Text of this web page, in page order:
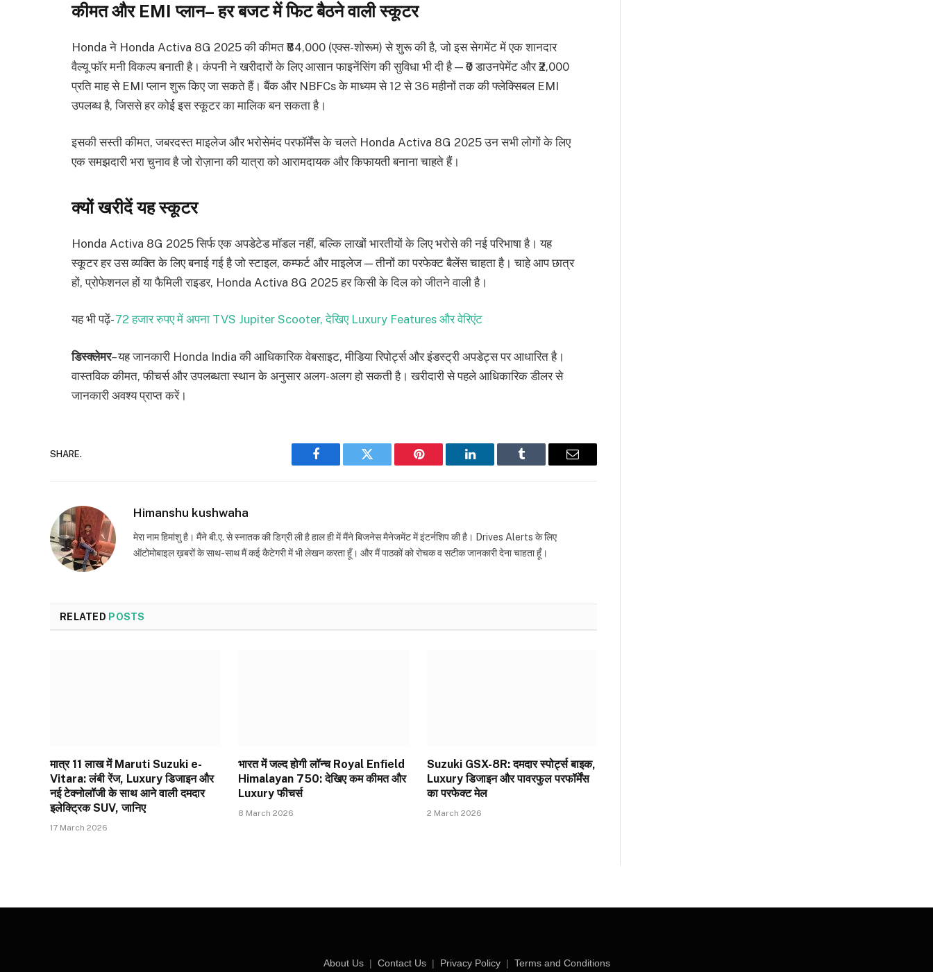
कीमत और EMI प्लान– हर बजट में फिट बैठने वाली स्कूटर
Honda ने Honda Activa 8G 2025 की कीमत ₹84,000 (एक्स-शोरूम) से शुरू की है, जो इस सेगमेंट में एक शानदार
वैल्यू फॉर मनी विकल्प बनाती है। कंपनी ने खरीदारों के लिए आसान फाइनेंसिंग की सुविधा भी दी है — ₹0 डाउनपेमेंट और ₹2,000
प्रति माह से EMI प्लान शुरू किए जा सकते हैं। बैंक और NBFCs के माध्यम से 12 से 36 महीनों तक की फ्लेक्सिबल EMI
उपलब्ध है, जिससे हर कोई इस स्कूटर का मालिक बन सकता है।
इसकी सस्ती कीमत, जबरदस्त माइलेज और भरोसेमंद परफॉर्मेंस के चलते Honda Activa 8G 2025 उन सभी लोगों के लिए
एक समझदारी भरा चुनाव है जो रोज़ाना की यात्रा को आरामदायक और किफायती बनाना चाहते हैं।
क्यों खरीदें यह स्कूटर
Honda Activa 8G 2025 सिर्फ एक अपडेटेड मॉडल नहीं, बल्कि लाखों भारतीयों के लिए भरोसे की नई परिभाषा है। यह
स्कूटर हर उस व्यक्ति के लिए बनाई गई है जो स्टाइल, कम्फर्ट और माइलेज — तीनों का परफेक्ट बैलेंस चाहता है। चाहे आप छात्र
हों, प्रोफेशनल हों या फैमिली राइडर, Honda Activa 8G 2025 हर किसी के दिल को जीतने वाली है।
यह भी पढ़ें-72 हजार रुपए में अपना TVS Jupiter Scooter, देखिए Luxury Features और वेरिएंट
डिस्क्लेमर– यह जानकारी Honda India की आधिकारिक वेबसाइट, मीडिया रिपोर्ट्स और इंडस्ट्री अपडेट्स पर आधारित है।
वास्तविक कीमत, फीचर्स और उपलब्धता स्थान के अनुसार अलग-अलग हो सकती है। खरीदारी से पहले आधिकारिक डीलर से
जानकारी अवश्य प्राप्त करें।
SHARE.
Facebook Twitter Pinterest LinkedIn Tumblr Email
Himanshu kushwaha
मेरा नाम हिमांशु है। मैंने बी.ए. से स्नातक की डिग्री ली है हाल ही में मैंने बिजनेस मैनेजमेंट में इंटर्नशिप की है। Drives Alerts के लिए
ऑटोमोबाइल ख़बरों के साथ-साथ मैं कई कैटेगरी में भी लेखन करता हूँ। और मैं पाठकों को रोचक व सटीक जानकारी देना चाहता हूँ।
RELATED POSTS
मात्र ₹11 लाख में Maruti Suzuki e-
Vitara: लंबी रेंज, Luxury डिजाइन और
नई टेक्नोलॉजी के साथ आने वाली दमदार
इलेक्ट्रिक SUV, जानिए
17 March 2026
भारत में जल्द होगी लॉन्च Royal Enfield
Himalayan 750: देखिए कम कीमत और
Luxury फीचर्स
8 March 2026
Suzuki GSX-8R: दमदार स्पोर्ट्स बाइक,
Luxury डिजाइन और पावरफुल परफॉर्मेंस
का परफेक्ट मेल
2 March 2026
About Us| Contact Us| Privacy Policy| Terms and Conditions